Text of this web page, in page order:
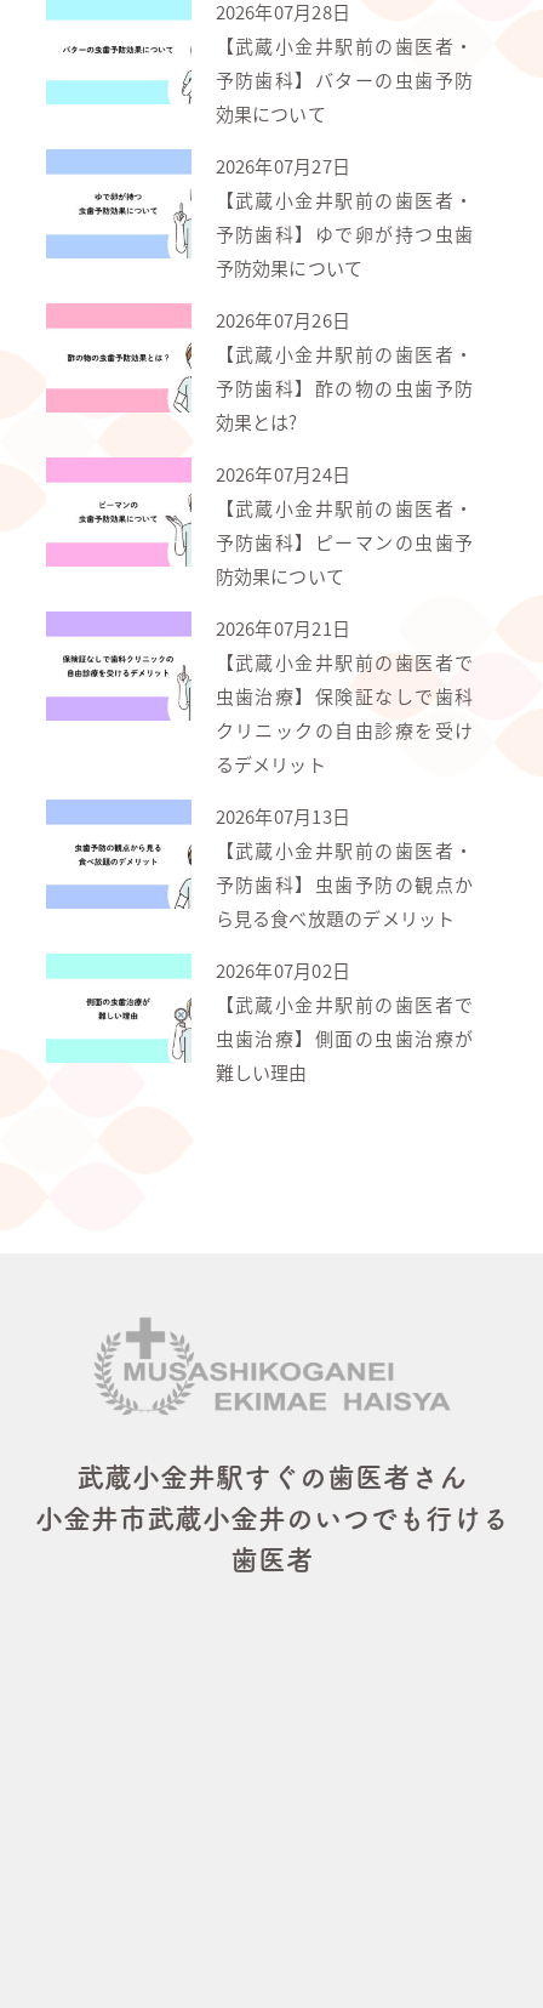
2026年07月28日
【武蔵小金井駅前の歯医者・
予防歯科】バターの虫歯予防
効果について
2026年07月27日
【武蔵小金井駅前の歯医者・
予防歯科】ゆで卵が持つ虫歯
予防効果について
2026年07月26日
【武蔵小金井駅前の歯医者・
予防歯科】酢の物の虫歯予防
効果とは?
2026年07月24日
【武蔵小金井駅前の歯医者・
予防歯科】ピーマンの虫歯予
防効果について
2026年07月21日
【武蔵小金井駅前の歯医者で
虫歯治療】保険証なしで歯科
クリニックの自由診療を受け
るデメリット
2026年07月13日
【武蔵小金井駅前の歯医者・
予防歯科】虫歯予防の観点か
ら見る食べ放題のデメリット
2026年07月02日
【武蔵小金井駅前の歯医者で
虫歯治療】側面の虫歯治療が
難しい理由
武蔵小金井駅すぐの歯医者さん
小金井市武蔵小金井のいつでも行ける
歯医者